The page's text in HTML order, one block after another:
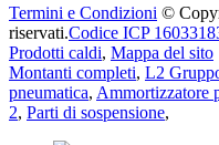
Termini e Condizioni ©
riservati.Codice ICP
Prodotti caldi, Mappa del sito
Montanti completi, L2
pneumatica, Ammortizzatore
2, Parti di sospensione,